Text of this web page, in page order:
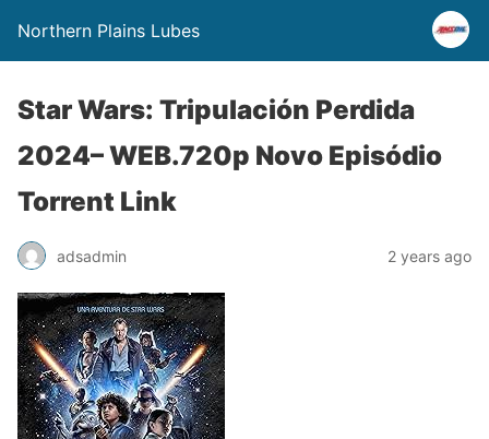
Northern Plains Lubes
Star Wars: Tripulación Perdida
2024– WEB.720p Novo Episódio
Torrent Link
adsadmin 2 years ago